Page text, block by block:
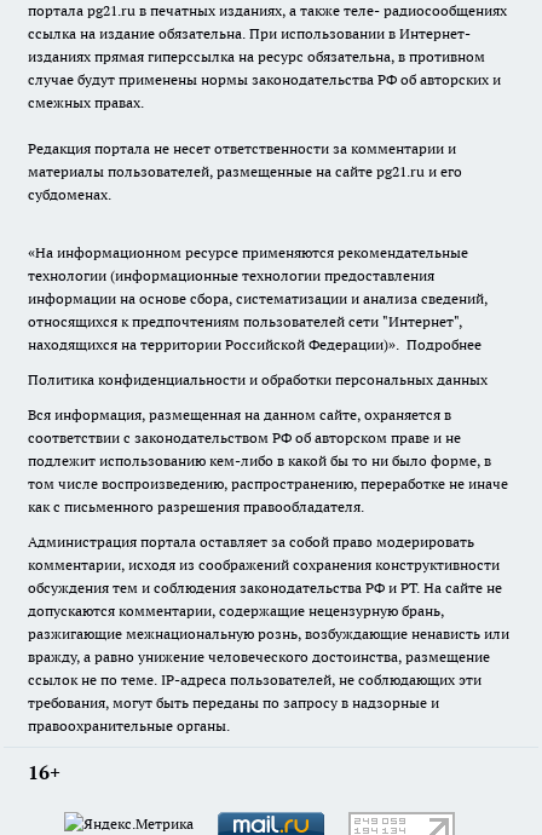
портала pg21.ru в печатных изданиях, а также теле- радиосообщениях
ссылка на издание обязательна. При использовании в Интернет-
изданиях прямая гиперссылка на ресурс обязательна, в противном
случае будут применены нормы законодательства РФ об авторских и
смежных правах.
Редакция портала не несет ответственности за комментарии и
материалы пользователей, размещенные на сайте pg21.ru и его
субдоменах.
«На информационном ресурсе применяются рекомендательные
технологии (информационные технологии предоставления
информации на основе сбора, систематизации и анализа сведений,
относящихся к предпочтениям пользователей сети "Интернет",
находящихся на территории Российской Федерации)». Подробнее
Политика конфиденциальности и обработки персональных данных
Вся информация, размещенная на данном сайте, охраняется в
соответствии с законодательством РФ об авторском праве и не
подлежит использованию кем-либо в какой бы то ни было форме, в
том числе воспроизведению, распространению, переработке не иначе
как с письменного разрешения правообладателя.
Администрация портала оставляет за собой право модерировать
комментарии, исходя из соображений сохранения конструктивности
обсуждения тем и соблюдения законодательства РФ и РТ. На сайте не
допускаются комментарии, содержащие нецензурную брань,
разжигающие межнациональную рознь, возбуждающие ненависть или
вражду, а равно унижение человеческого достоинства, размещение
ссылок не по теме. IP-адреса пользователей, не соблюдающих эти
требования, могут быть переданы по запросу в надзорные и
правоохранительные органы.
16+